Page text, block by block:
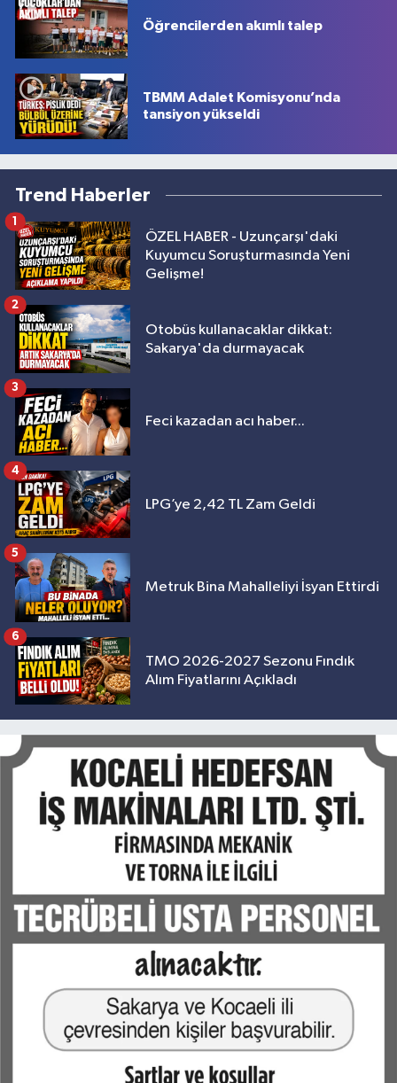
Öğrencilerden akımlı talep
TBMM Adalet Komisyonu’nda
tansiyon yükseldi
Trend Haberler
ÖZEL HABER - Uzunçarşı'daki
Kuyumcu Soruşturmasında Yeni
Gelişme!
1
Otobüs kullanacaklar dikkat:
Sakarya'da durmayacak
2
Feci kazadan acı haber...
3
LPG’ye 2,42 TL Zam Geldi
4
Metruk Bina Mahalleliyi İsyan Ettirdi
5
TMO 2026-2027 Sezonu Fındık
Alım Fiyatlarını Açıkladı
6